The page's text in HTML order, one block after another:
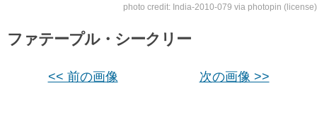
photo credit: India-2010-079 via photopin (license)
ファテープル・シークリー
<< 前の画像 次の画像 >>